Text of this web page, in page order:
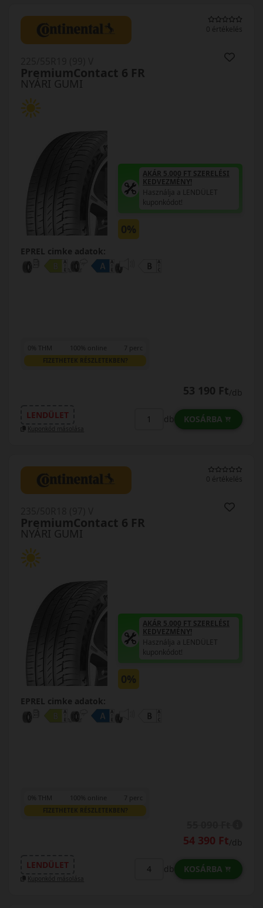
0 értékelés
NYÁRI GUMI
PremiumContact 6 FR
AKÁR 5.000 FT SZERELÉSI
KEDVEZMÉNY!
Használja a LENDÜLET
kuponkódot!
0%
EPREL cimke adatok:
0% THM 100% online 7 perc
FIZETHETEK RÉSZLETEKBEN?
53 190 Ft/db
LENDÜLET
Kuponkód másolása
db KOSÁRBA
0 értékelés
NYÁRI GUMI
PremiumContact 6 FR
AKÁR 5.000 FT SZERELÉSI
KEDVEZMÉNY!
Használja a LENDÜLET
kuponkódot!
0%
EPREL cimke adatok:
0% THM 100% online 7 perc
FIZETHETEK RÉSZLETEKBEN?
54 390 Ft/db
LENDÜLET
Kuponkód másolása
db KOSÁRBA